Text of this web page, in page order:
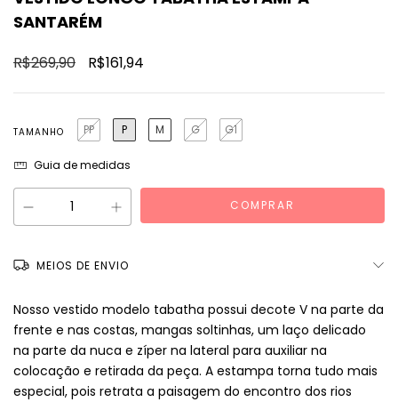
SANTARÉM
R$269,90 R$161,94
TAMANHO PP P M G G1
Guia de medidas
MEIOS DE ENVIO
Nosso vestido modelo tabatha possui decote V na parte da
frente e nas costas, mangas soltinhas, um laço delicado
na parte da nuca e zíper na lateral para auxiliar na
colocação e retirada da peça. A estampa torna tudo mais
especial, pois retrata a paisagem do encontro dos rios